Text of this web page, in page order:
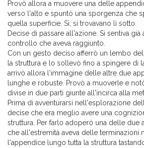
Provò allora a muovere una delle
verso l'alto e spuntò una sporgenza che
quella superficie. Sì, si trovavano lì sotto.
Decise di passare all'azione. Si sentiva già
controllo che aveva raggiunto.
Con un gesto deciso afferrò un lembo
la struttura e lo sollevò fino a spingere di
arrivò allora l'immagine delle altre due
lunghe e robuste. Provò a muoverle e
divise in due parti giunte all'incirca alla
Prima di avventurarsi nell'esplorazione
decise che era meglio avere una
struttura. Per farlo adoperò una delle due
che all'estremità aveva delle terminazioni
l'appendice lungo tutta la struttura